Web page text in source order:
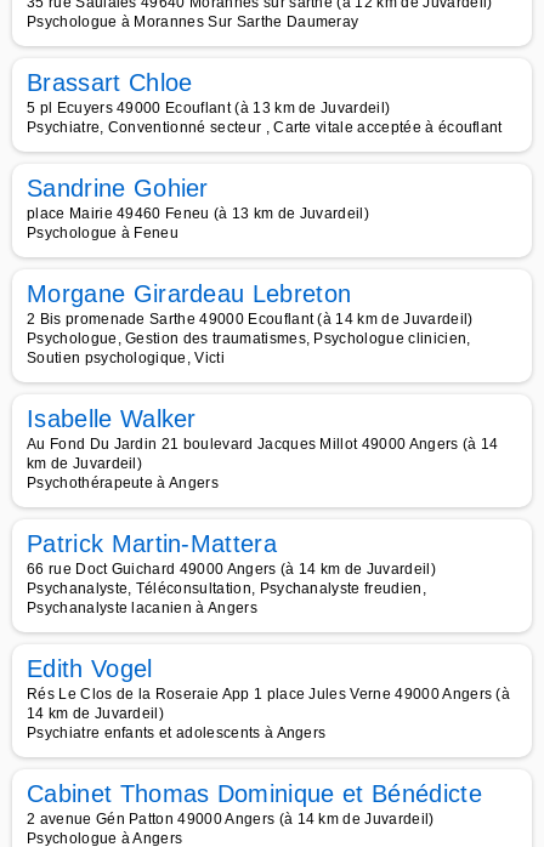
Psychologue à Morannes Sur Sarthe Daumeray
Brassart Chloe
5 pl Ecuyers 49000 Ecouflant (à 13 km de Juvardeil)
Psychiatre, Conventionné secteur , Carte vitale acceptée à écouflant
Sandrine Gohier
place Mairie 49460 Feneu (à 13 km de Juvardeil)
Psychologue à Feneu
Morgane Girardeau Lebreton
2 Bis promenade Sarthe 49000 Ecouflant (à 14 km de Juvardeil)
Psychologue, Gestion des traumatismes, Psychologue clinicien,
Soutien psychologique, Victi
Isabelle Walker
Au Fond Du Jardin 21 boulevard Jacques Millot 49000 Angers (à 14
km de Juvardeil)
Psychothérapeute à Angers
Patrick Martin-Mattera
66 rue Doct Guichard 49000 Angers (à 14 km de Juvardeil)
Psychanalyste, Téléconsultation, Psychanalyste freudien,
Psychanalyste lacanien à Angers
Edith Vogel
Rés Le Clos de la Roseraie App 1 place Jules Verne 49000 Angers (à
14 km de Juvardeil)
Psychiatre enfants et adolescents à Angers
Cabinet Thomas Dominique et Bénédicte
2 avenue Gén Patton 49000 Angers (à 14 km de Juvardeil)
Psychologue à Angers